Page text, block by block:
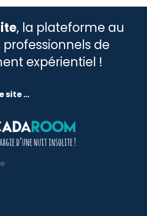
, la plateforme au
professionnels de
expérientiel !
site ...